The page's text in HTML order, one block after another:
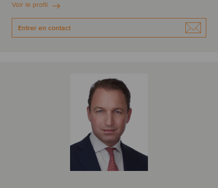
Voir le profil
Entrer en contact